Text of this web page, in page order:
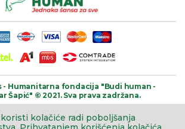
- Humanitarna fondacija "Budi human -
Šapić" © 2021. Sva prava zadržana.
kolačiće radi poboljšanja